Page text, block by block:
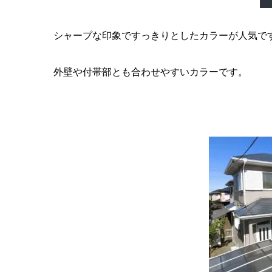
シャープな印象ですっきりとしたカラーが人気で
外壁や付帯部とも合わせやすいカラーです。